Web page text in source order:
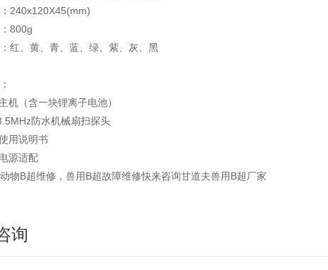
240x120X45(mm)
800g
红、黄、青、蓝、绿、紫、灰、黑
含一块锂离子电池）
防水机械扇扫探头
说明书
适配
物B超维修，兽用B超故障维修快来咨询甘道夫兽用B超厂家
询